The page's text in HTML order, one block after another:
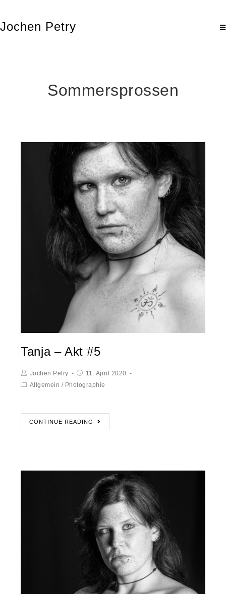
Jochen Petry
Sommersprossen
Tanja – Akt #5
Jochen Petry
11. April 2020
Allgemein / Photographie
CONTINUE READING